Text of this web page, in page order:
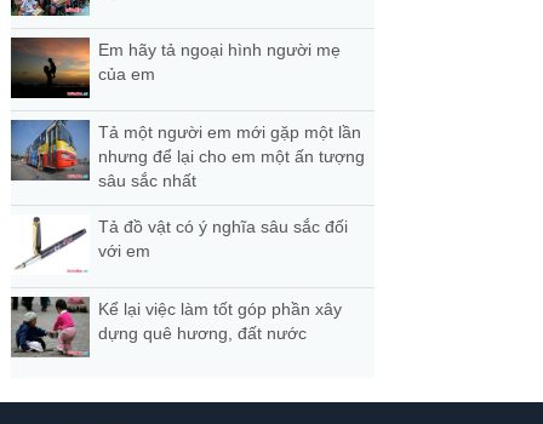
Em hãy tả ngoại hình người mẹ
của em
Tả một người em mới gặp một lần
nhưng để lại cho em một ấn tượng
sâu sắc nhất
Tả đồ vật có ý nghĩa sâu sắc đối
với em
Kể lại việc làm tốt góp phần xây
dựng quê hương, đất nước